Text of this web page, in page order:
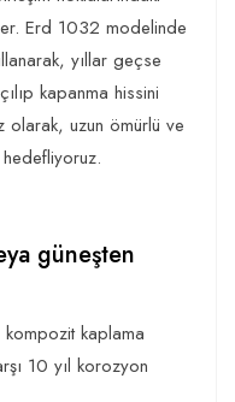
Erd 1032 modelinde
yıllar geçse
kapanma hissini
olarak, uzun ömürlü ve
güneşten
kompozit kaplama
10 yıl korozyon